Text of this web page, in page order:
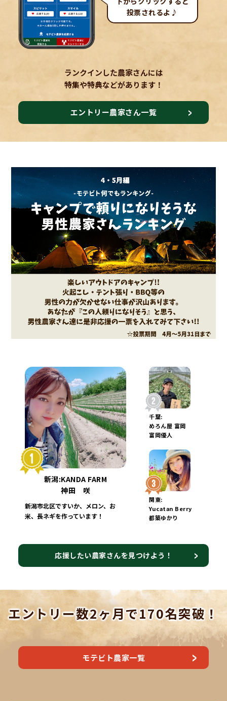
投票されるよ♪
ランクインした農家さんには
特集や特典などがあります！
エントリー農家さん一覧
新潟:KANDA FARM
神田 咲
新潟市北区ですいか、メロン、お
米、長ネギを作っています！
千葉:
めろん屋 富岡
富岡優人
関東:
Yucatan Berry
都築ゆかり
応援したい農家さんを見つけよう！
エントリー数2ヶ月で170名突破！
モテビト農家一覧